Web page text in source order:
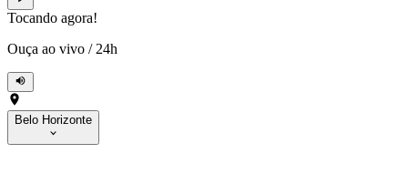
Tocando agora!
Ouça ao vivo / 24h
Belo Horizonte